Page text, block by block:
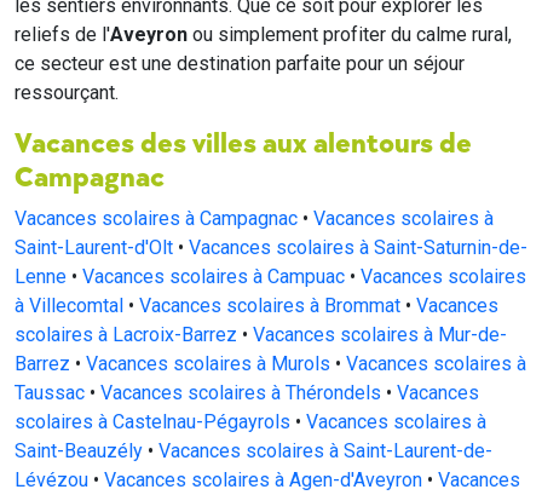
les sentiers environnants. Que ce soit pour explorer les
reliefs de l'Aveyron ou simplement profiter du calme rural,
ce secteur est une destination parfaite pour un séjour
ressourçant.
Vacances des villes aux alentours de
Campagnac
Vacances scolaires à Campagnac • Vacances scolaires à
Saint-Laurent-d'Olt • Vacances scolaires à Saint-Saturnin-de-
Lenne • Vacances scolaires à Campuac • Vacances scolaires
à Villecomtal • Vacances scolaires à Brommat • Vacances
scolaires à Lacroix-Barrez • Vacances scolaires à Mur-de-
Barrez • Vacances scolaires à Murols • Vacances scolaires à
Taussac • Vacances scolaires à Thérondels • Vacances
scolaires à Castelnau-Pégayrols • Vacances scolaires à
Saint-Beauzély • Vacances scolaires à Saint-Laurent-de-
Lévézou • Vacances scolaires à Agen-d'Aveyron • Vacances